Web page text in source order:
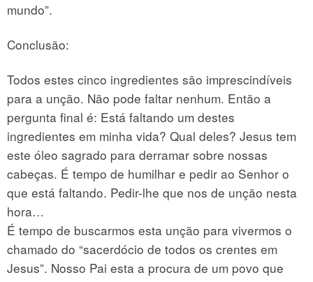
mundo”.
Conclusão:
Todos estes cinco ingredientes são imprescindíveis
para a unção. Não pode faltar nenhum. Então a
pergunta final é: Está faltando um destes
ingredientes em minha vida? Qual deles? Jesus tem
este óleo sagrado para derramar sobre nossas
cabeças. É tempo de humilhar e pedir ao Senhor o
que está faltando. Pedir-lhe que nos de unção nesta
hora…
É tempo de buscarmos esta unção para vivermos o
chamado do “sacerdócio de todos os crentes em
Jesus”. Nosso Pai esta a procura de um povo que